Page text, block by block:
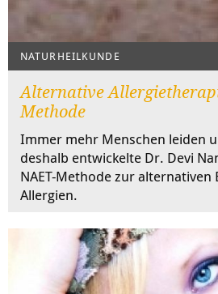
NATURHEILKUNDE
Alternative
Methode
Immer mehr Menschen leiden
deshalb entwickelte Dr. Devi
NAET-Methode zur alternativen
Allergien.